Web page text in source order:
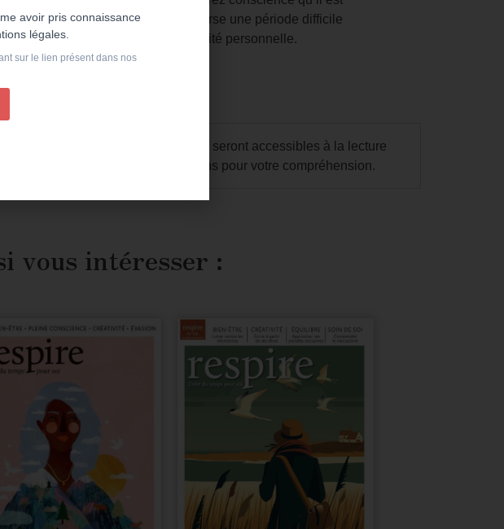
se sentir triste qu’un proche traverse une période difficile
autant en assumer la responsabilité personnelle.
pour des raisons de droits. Ils seront accessibles à la lecture
. Nous vous remercions pour votre compréhension.
vous intéresser :